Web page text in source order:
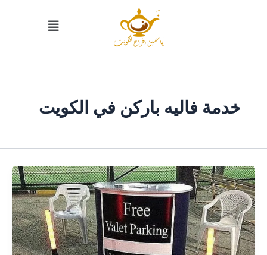
القائمة
خدمة فاليه باركن في الكويت